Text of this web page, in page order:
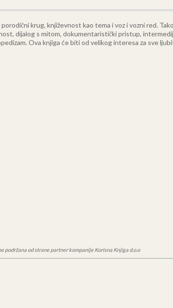
krug, književnost kao tema i voz i vozni red.
dijalog s mitom, dokumentaristički pristup,
Ova knjiga će biti od velikog interesa za sve
podržana od strane partner kompanije Korisna Knjiga d.o.o